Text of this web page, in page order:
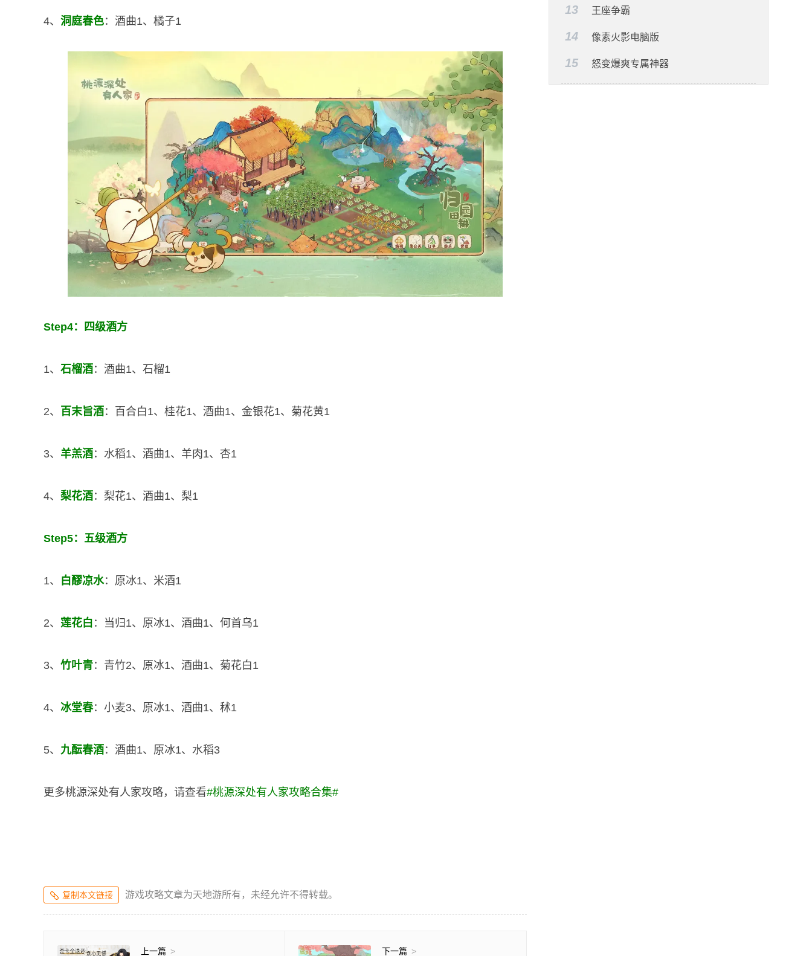
4、 洞庭春色：酒曲1、橘子1
Step4：四级酒方
1、 石榴酒：酒曲1、石榴1
2、 百末旨酒：百合白1、桂花1、酒曲1、金银花1、菊花黄1
3、 羊羔酒：水稻1、酒曲1、羊肉1、杏1
4、 梨花酒：梨花1、酒曲1、梨1
Step5：五级酒方
1、 白醪凉水：原冰1、米酒1
2、 莲花白 ：当归1、原冰1、酒曲1、何首乌1
3、 竹叶青：青竹2、原冰1、酒曲1、菊花白1
4、 冰堂春：小麦3、原冰1、酒曲1、秫1
5、 九酝春酒：酒曲1、原冰1、水稻3
更多桃源深处有人家攻略，请查看#桃源深处有人家攻略合集#
复制本文链接 游戏攻略文章为天地游所有，未经允许不得转载。
上一篇 > 下一篇 >
13 王座争霸
14 像素火影电脑版
15 怒变爆爽专属神器